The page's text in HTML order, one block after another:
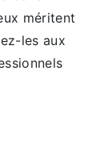
méritent
les aux